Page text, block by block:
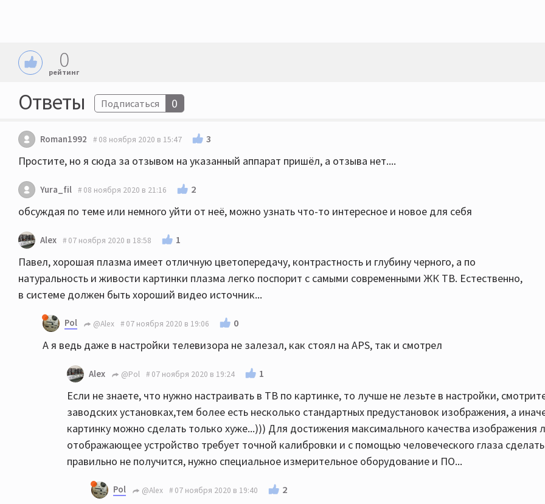
0
рейтинг
Ответы Подписаться 0
Roman1992 08 ноября 2020 в 15:47 3
Простите, но я сюда за отзывом на указанный аппарат пришёл, а отзыва нет....
Yura_fil 08 ноября 2020 в 21:16 2
обсуждая по теме или немного уйти от неё, можно узнать что-то интересное и новое для себя
Alex 07 ноября 2020 в 18:58 1
Павел, хорошая плазма имеет отличную цветопередачу, контрастность и глубину черного, а по
натуральность и живости картинки плазма легко поспорит с самыми современными ЖК ТВ. Естественно,
в системе должен быть хороший видео источник...
Pol @Alex 07 ноября 2020 в 19:06 0
А я ведь даже в настройки телевизора не залезал, как стоял на APS, так и смотрел
Alex @Pol 07 ноября 2020 в 19:24 1
Если не знаете, что нужно настраивать в ТВ по картинке, то лучше не лезьте в настройки,
заводских установках,тем более есть несколько стандартных предустановок изображения, а
картинку можно сделать только хуже...))) Для достижения максимального качества изображения
отображающее устройство требует точной калибровки и с помощью человеческого глаза
правильно не получится, нужно специальное измерительное оборудование и ПО...
Pol @Alex 07 ноября 2020 в 19:40 2